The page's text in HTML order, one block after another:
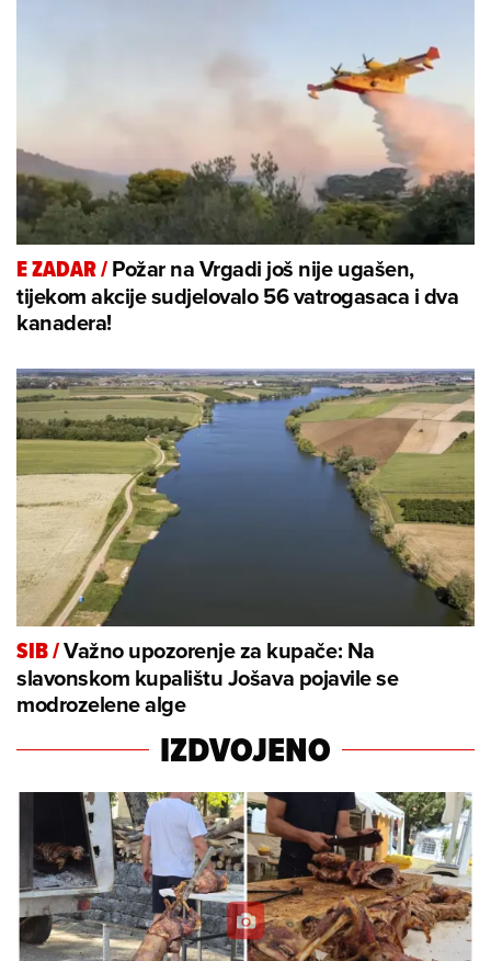
E ZADAR/Požar na Vrgadi još nije ugašen,
tijekom akcije sudjelovalo 56 vatrogasaca i dva
kanadera!
SIB/Važno upozorenje za kupače: Na
slavonskom kupalištu Jošava pojavile se
modrozelene alge
IZDVOJENO